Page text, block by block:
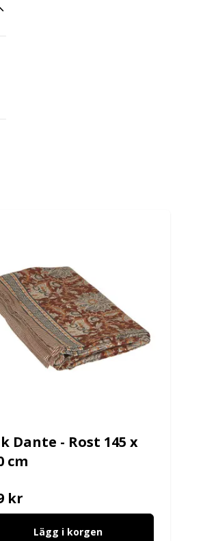
Dante - Rost 145 x
cm
kr
Lägg i korgen